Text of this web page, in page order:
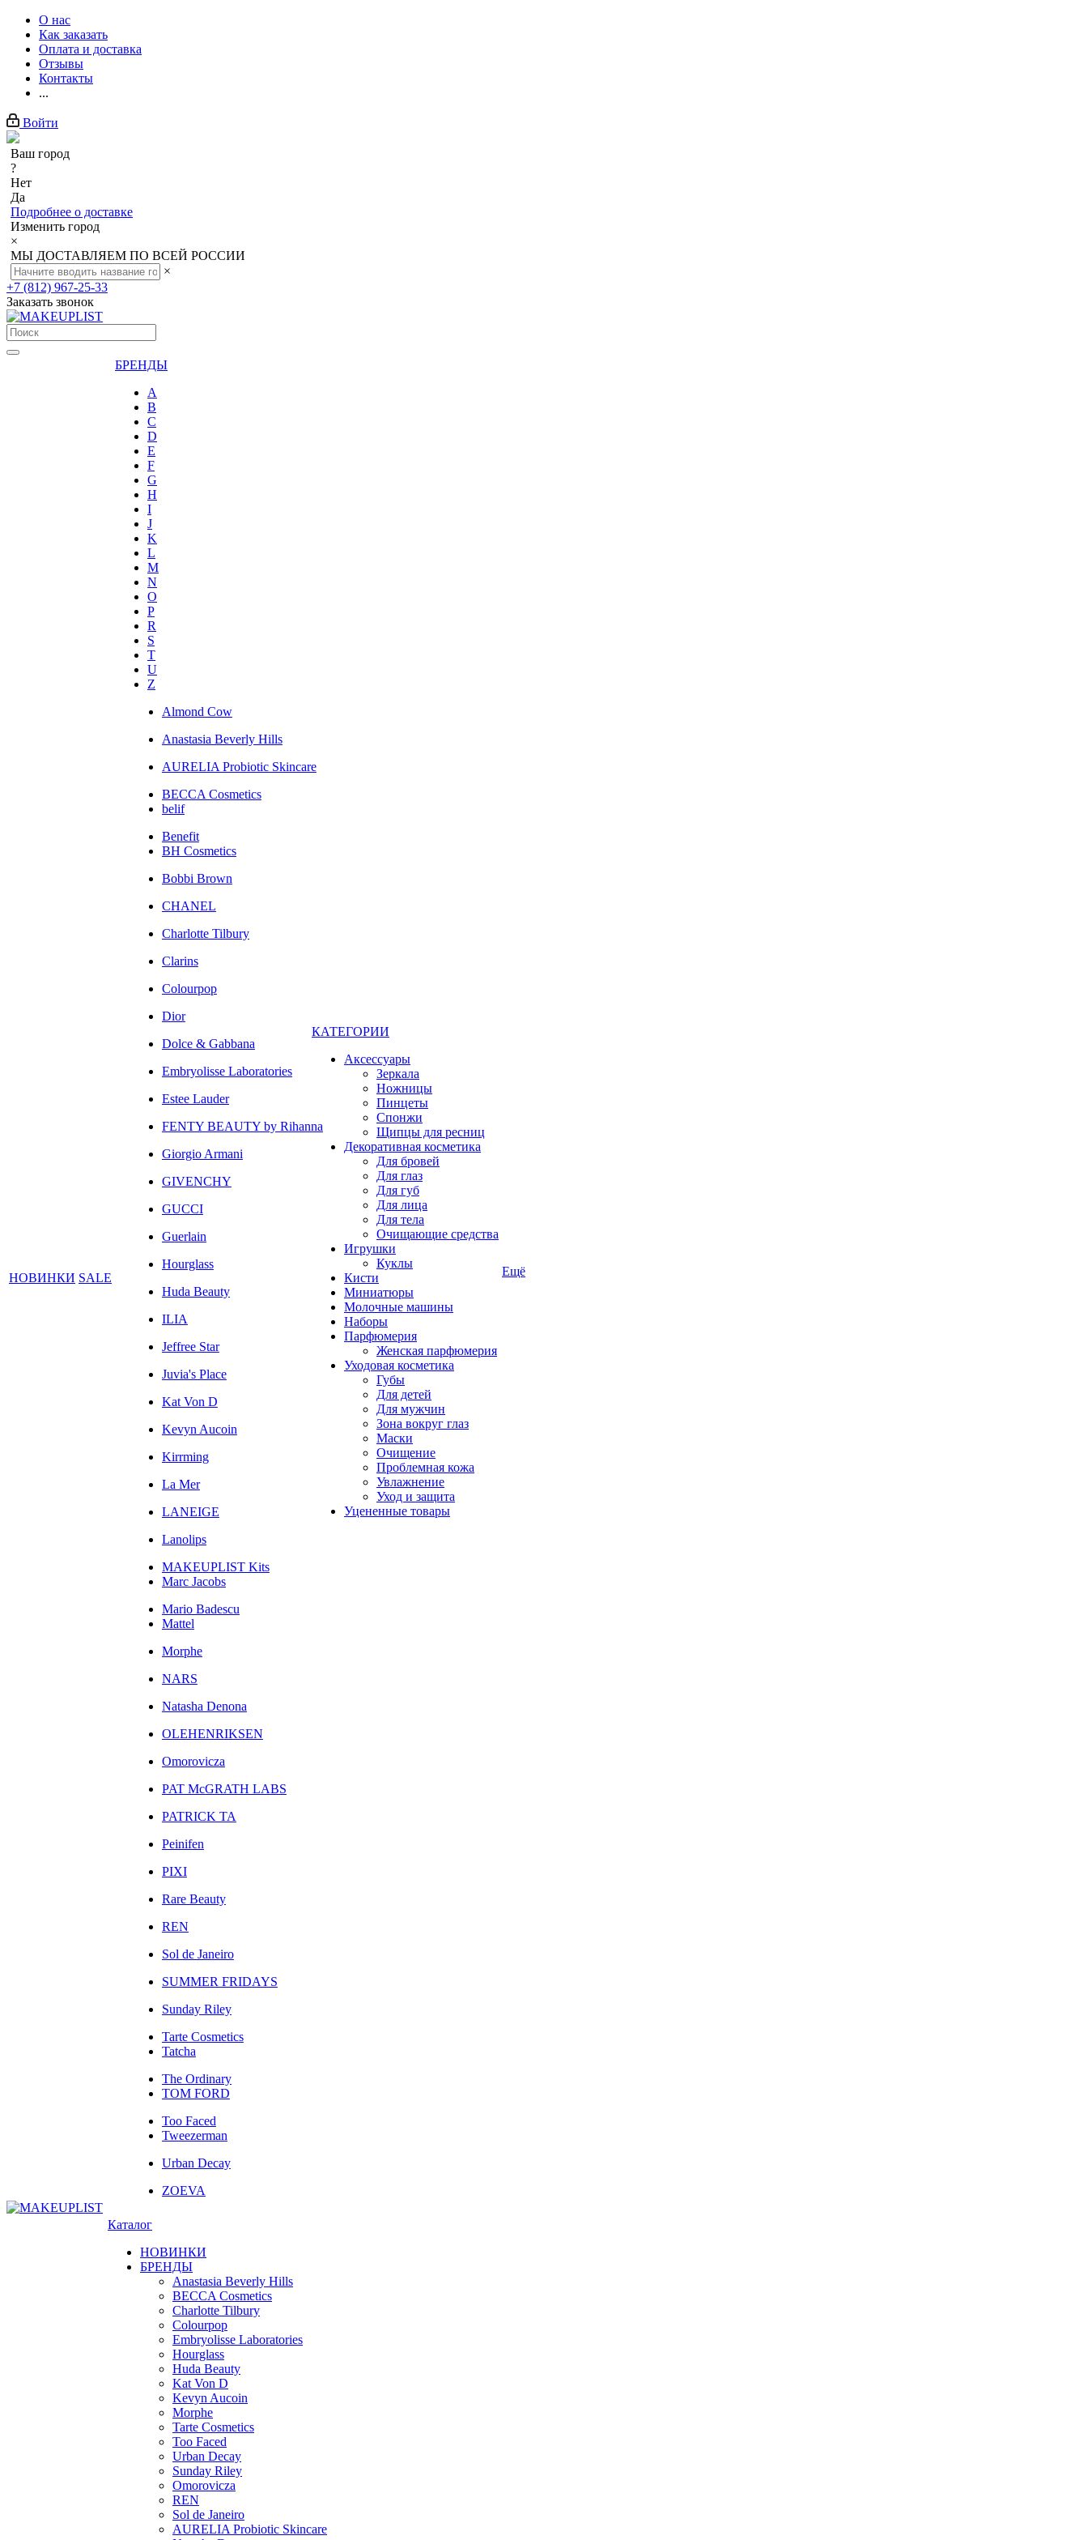
О нас
Как заказать
Оплата и доставка
Отзывы
Контакты
...
Войти
Ваш город
?
Нет
Да
Подробнее о доставке
Изменить город
×
МЫ ДОСТАВЛЯЕМ ПО ВСЕЙ РОССИИ
×
+7 (812) 967-25-33
Заказать звонок
НОВИНКИ SALE
БРЕНДЫ
A
B
C
D
E
F
G
H
I
J
K
L
M
N
O
P
R
S
T
U
Z
Almond Cow
Anastasia Beverly Hills
AURELIA Probiotic Skincare
BECCA Cosmetics
belif
Benefit
BH Cosmetics
Bobbi Brown
CHANEL
Charlotte Tilbury
Clarins
Colourpop
Dior
Dolce & Gabbana
Embryolisse Laboratories
Estee Lauder
FENTY BEAUTY by Rihanna
Giorgio Armani
GIVENCHY
GUCCI
Guerlain
Hourglass
Huda Beauty
ILIA
Jeffree Star
Juvia's Place
Kat Von D
Kevyn Aucoin
Kirrming
La Mer
LANEIGE
Lanolips
MAKEUPLIST Kits
Marc Jacobs
Mario Badescu
Mattel
Morphe
NARS
Natasha Denona
OLEHENRIKSEN
Omorovicza
PAT McGRATH LABS
PATRICK TA
Peinifen
PIXI
Rare Beauty
REN
Sol de Janeiro
SUMMER FRIDAYS
Sunday Riley
Tarte Cosmetics
Tatcha
The Ordinary
TOM FORD
Too Faced
Tweezerman
Urban Decay
ZOEVA
КАТЕГОРИИ
Аксессуары
Зеркала
Ножницы
Пинцеты
Спонжи
Щипцы для ресниц
Декоративная косметика
Для бровей
Для глаз
Для губ
Для лица
Для тела
Очищающие средства
Игрушки
Куклы
Кисти
Миниатюры
Молочные машины
Наборы
Парфюмерия
Женская парфюмерия
Уходовая косметика
Губы
Для детей
Для мужчин
Зона вокруг глаз
Маски
Очищение
Проблемная кожа
Увлажнение
Уход и защита
Уцененные товары
Ещё
Каталог
НОВИНКИ
БРЕНДЫ
Anastasia Beverly Hills
BECCA Cosmetics
Charlotte Tilbury
Colourpop
Embryolisse Laboratories
Hourglass
Huda Beauty
Kat Von D
Kevyn Aucoin
Morphe
Tarte Cosmetics
Too Faced
Urban Decay
Sunday Riley
Omorovicza
REN
Sol de Janeiro
AURELIA Probiotic Skincare